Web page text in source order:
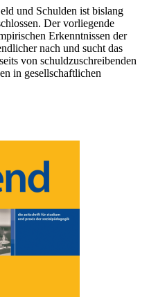
und Schulden ist bislang
Der vorliegende
Erkenntnissen der
nach und sucht das
von schuldzuschreibenden
in gesellschaftlichen